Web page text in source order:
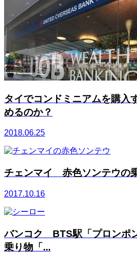
タイでコンドミニアムを購入
めるのか？
2018.06.25
チェンマイ 赤色ソンテウの
2017.10.16
バンコク BTS駅「プロンポ
乗り物「...